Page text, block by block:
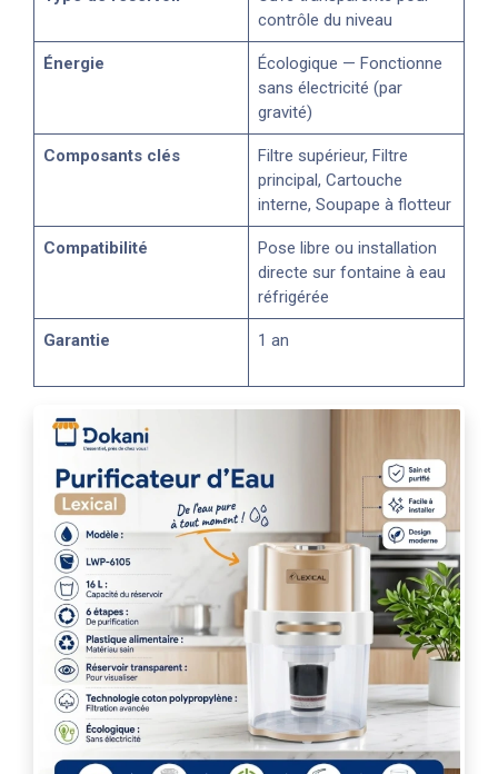
contrôle du niveau
Énergie
Écologique — Fonctionne
sans électricité (par
gravité)
Composants clés
Filtre supérieur, Filtre
principal, Cartouche
interne, Soupape à flotteur
Compatibilité
Pose libre ou installation
directe sur fontaine à eau
réfrigérée
Garantie 1 an